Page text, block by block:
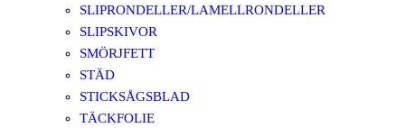
SLIPRONDELLER/LAMELLRONDELLER
SLIPSKIVOR
SMÖRJFETT
STÄD
STICKSÅGSBLAD
TÄCKFOLIE